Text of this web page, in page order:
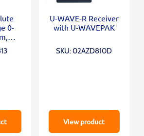
0-
U-WAVE-R Receiver
with U-WAVEPAK
SKU: 02AZD810D
View product